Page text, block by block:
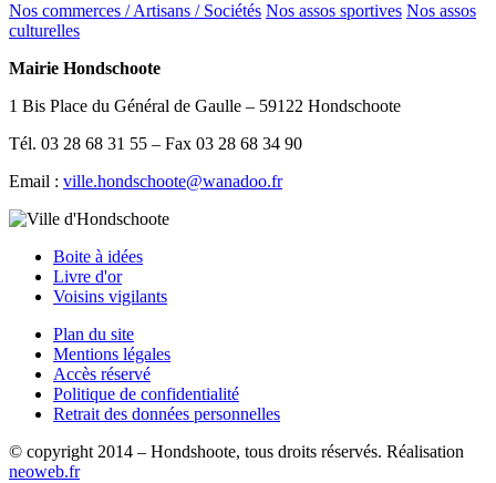
Nos commerces / Artisans / Sociétés Nos assos sportives Nos assos
culturelles
Mairie Hondschoote
1 Bis Place du Général de Gaulle – 59122 Hondschoote
Tél. 03 28 68 31 55 – Fax 03 28 68 34 90
Email : ville.hondschoote@wanadoo.fr
Boite à idées
Livre d'or
Voisins vigilants
Plan du site
Mentions légales
Accès réservé
Politique de confidentialité
Retrait des données personnelles
© copyright 2014 – Hondshoote, tous droits réservés. Réalisation
neoweb.fr